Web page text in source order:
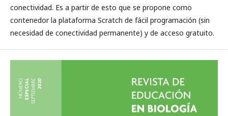
conectividad. Es a partir de esto que se propone como
contenedor la plataforma Scratch de fácil programación (sin
necesidad de conectividad permanente) y de acceso gratuito.